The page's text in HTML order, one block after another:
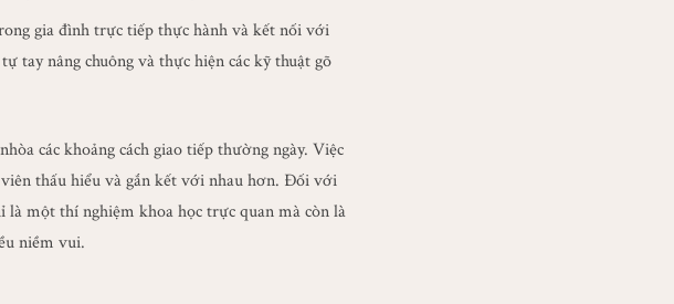
gia đình trực tiếp thực hành và kết nối với
tay nâng chuông và thực hiện các kỹ thuật gõ
các khoảng cách giao tiếp thường ngày. Việc
thấu hiểu và gắn kết với nhau hơn. Đối với
là một thí nghiệm khoa học trực quan mà còn là
niềm vui.